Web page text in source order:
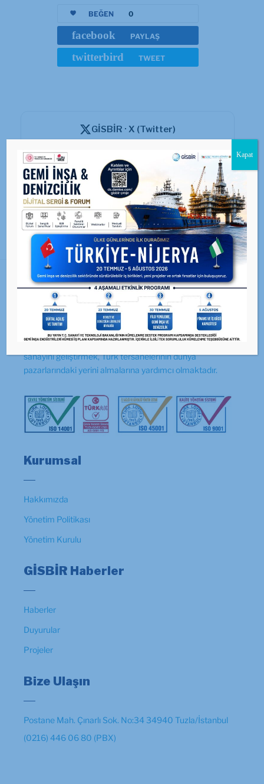
BEĞEN 0
facebook PAYLAŞ
twitterbird TWEET
GİSBİR · X (Twitter)
takip edin.
@GISBIR — Takip Et
GİSBİR Hakkında
GİSBİR, üstlenmiş olduğu misyonla, Türk gemi inşa
sanayini geliştirmek, Türk tersanelerinin dünya
pazarlarındaki yerini almalarına yardımcı olmaktadır.
Kurumsal
Hakkımızda
Yönetim Politikası
Yönetim Kurulu
GİSBİR Haberler
Haberler
Duyurular
Projeler
Bize Ulaşın
Postane Mah. Çınarlı Sok. No:34 34940 Tuzla/İstanbul
(0216) 446 06 80 (PBX)
Kapat